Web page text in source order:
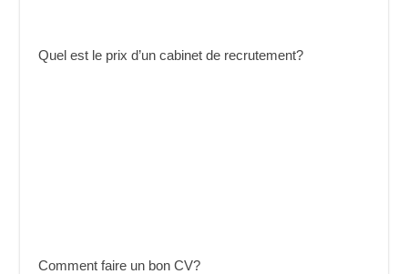
Quel est le prix d’un cabinet de recrutement?
Comment faire un bon CV?